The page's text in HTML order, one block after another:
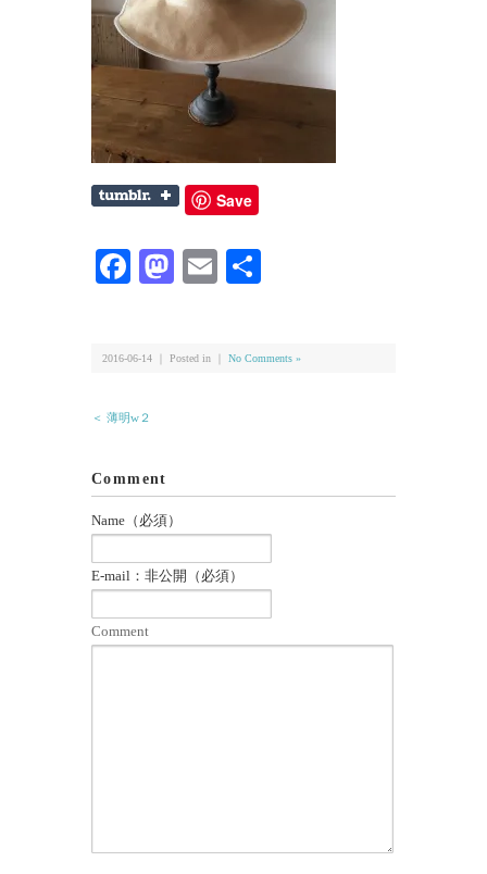
Save
Facebook
Mastodon
Email
2016-06-14 ｜ Posted in ｜ No Comments »
＜ 薄明w２
Comment
Name（必須）
E-mail：非公開（必須）
Comment